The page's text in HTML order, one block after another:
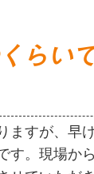
らい
ますが、早
す。現場か